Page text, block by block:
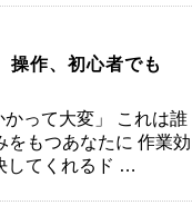
作、初心者でも
かって大変」 これは誰
をもつあなたに 作業効
してくれるド …